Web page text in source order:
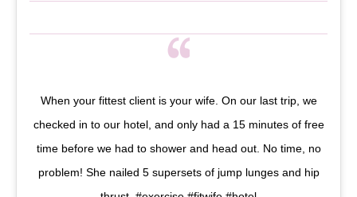
When your fittest client is your wife. On our last trip, we
checked in to our hotel, and only had a 15 minutes of free
time before we had to shower and head out. No time, no
problem! She nailed 5 supersets of jump lunges and hip